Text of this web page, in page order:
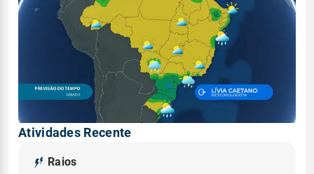
Atividades Recente
Raios